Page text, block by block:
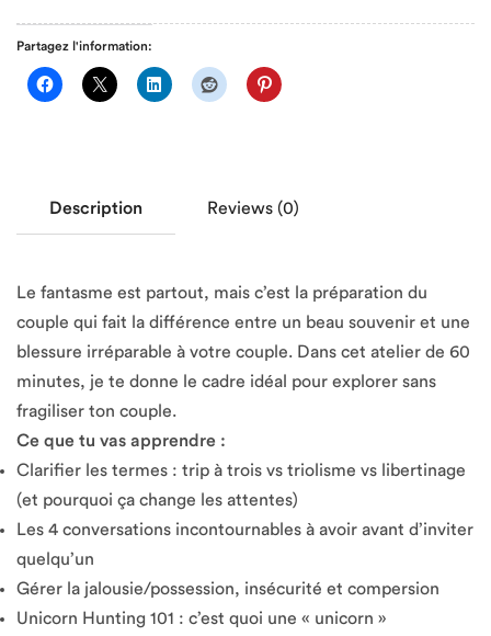
Partagez l'information:
Description Reviews (0)
Le fantasme est partout, mais c’est la préparation du
couple qui fait la différence entre un beau souvenir et une
blessure irréparable à votre couple. Dans cet atelier de 60
minutes, je te donne le cadre idéal pour explorer sans
fragiliser ton couple.
Ce que tu vas apprendre :
Clarifier les termes : trip à trois vs triolisme vs libertinage
(et pourquoi ça change les attentes)
Les 4 conversations incontournables à avoir avant d’inviter
quelqu’un
Gérer la jalousie/possession, insécurité et compersion
Unicorn Hunting 101 : c’est quoi une « unicorn »